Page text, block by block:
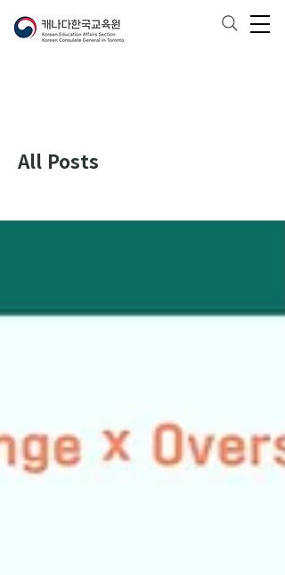
All Posts